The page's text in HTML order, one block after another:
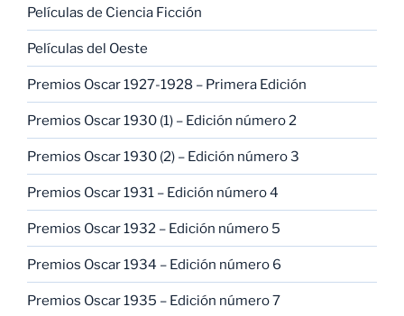
Películas de Ciencia Ficción
Películas del Oeste
Premios Oscar 1927-1928 – Primera Edición
Premios Oscar 1930 (1) – Edición número 2
Premios Oscar 1930 (2) – Edición número 3
Premios Oscar 1931 – Edición número 4
Premios Oscar 1932 – Edición número 5
Premios Oscar 1934 – Edición número 6
Premios Oscar 1935 – Edición número 7